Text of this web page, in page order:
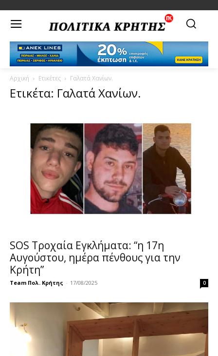
Αρχική Ετικέτες Γαλατά Χανίων.
Ετικέτα: Γαλατά Χανίων.
SOS Τροχαία Εγκλήματα: “η 17η
Αυγούστου, ημέρα πένθους για την
Κρήτη”
Team Πολ. Κρήτης - 17/08/2025 0